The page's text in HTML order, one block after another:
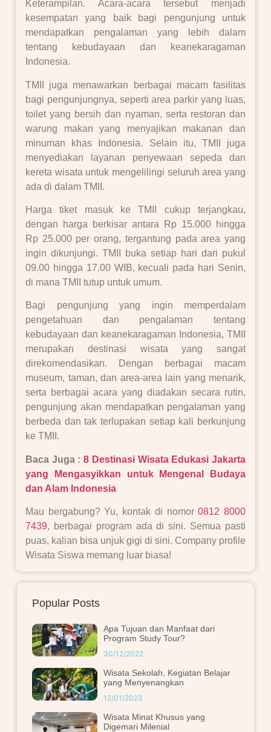
Keterampilan. Acara-acara tersebut menjadi
kesempatan yang baik bagi pengunjung untuk
mendapatkan pengalaman yang lebih dalam
tentang kebudayaan dan keanekaragaman
Indonesia.
TMII juga menawarkan berbagai macam fasilitas
bagi pengunjungnya, seperti area parkir yang luas,
toilet yang bersih dan nyaman, serta restoran dan
warung makan yang menyajikan makanan dan
minuman khas Indonesia. Selain itu, TMII juga
menyediakan layanan penyewaan sepeda dan
kereta wisata untuk mengelilingi seluruh area yang
ada di dalam TMII.
Harga tiket masuk ke TMII cukup terjangkau,
dengan harga berkisar antara Rp 15.000 hingga
Rp 25.000 per orang, tergantung pada area yang
ingin dikunjungi. TMII buka setiap hari dari pukul
09.00 hingga 17.00 WIB, kecuali pada hari Senin,
di mana TMII tutup untuk umum.
Bagi pengunjung yang ingin memperdalam
pengetahuan dan pengalaman tentang
kebudayaan dan keanekaragaman Indonesia, TMII
merupakan destinasi wisata yang sangat
direkomendasikan. Dengan berbagai macam
museum, taman, dan area-area lain yang menarik,
serta berbagai acara yang diadakan secara rutin,
pengunjung akan mendapatkan pengalaman yang
berbeda dan tak terlupakan setiap kali berkunjung
ke TMII.
Baca Juga :8 Destinasi Wisata Edukasi Jakarta
yang Mengasyikkan untuk Mengenal Budaya
dan Alam Indonesia
Mau bergabung? Yu, kontak di nomor0812 8000
7439, berbagai program ada di sini. Semua pasti
puas, kalian bisa unjuk gigi di sini. Company profile
Wisata Siswa memang luar biasa!
Popular Posts
Apa Tujuan dan Manfaat dari
Program Study Tour?
30/12/2022
Wisata Sekolah, Kegiatan Belajar
yang Menyenangkan
12/01/2023
Wisata Minat Khusus yang
Digemari Milenial